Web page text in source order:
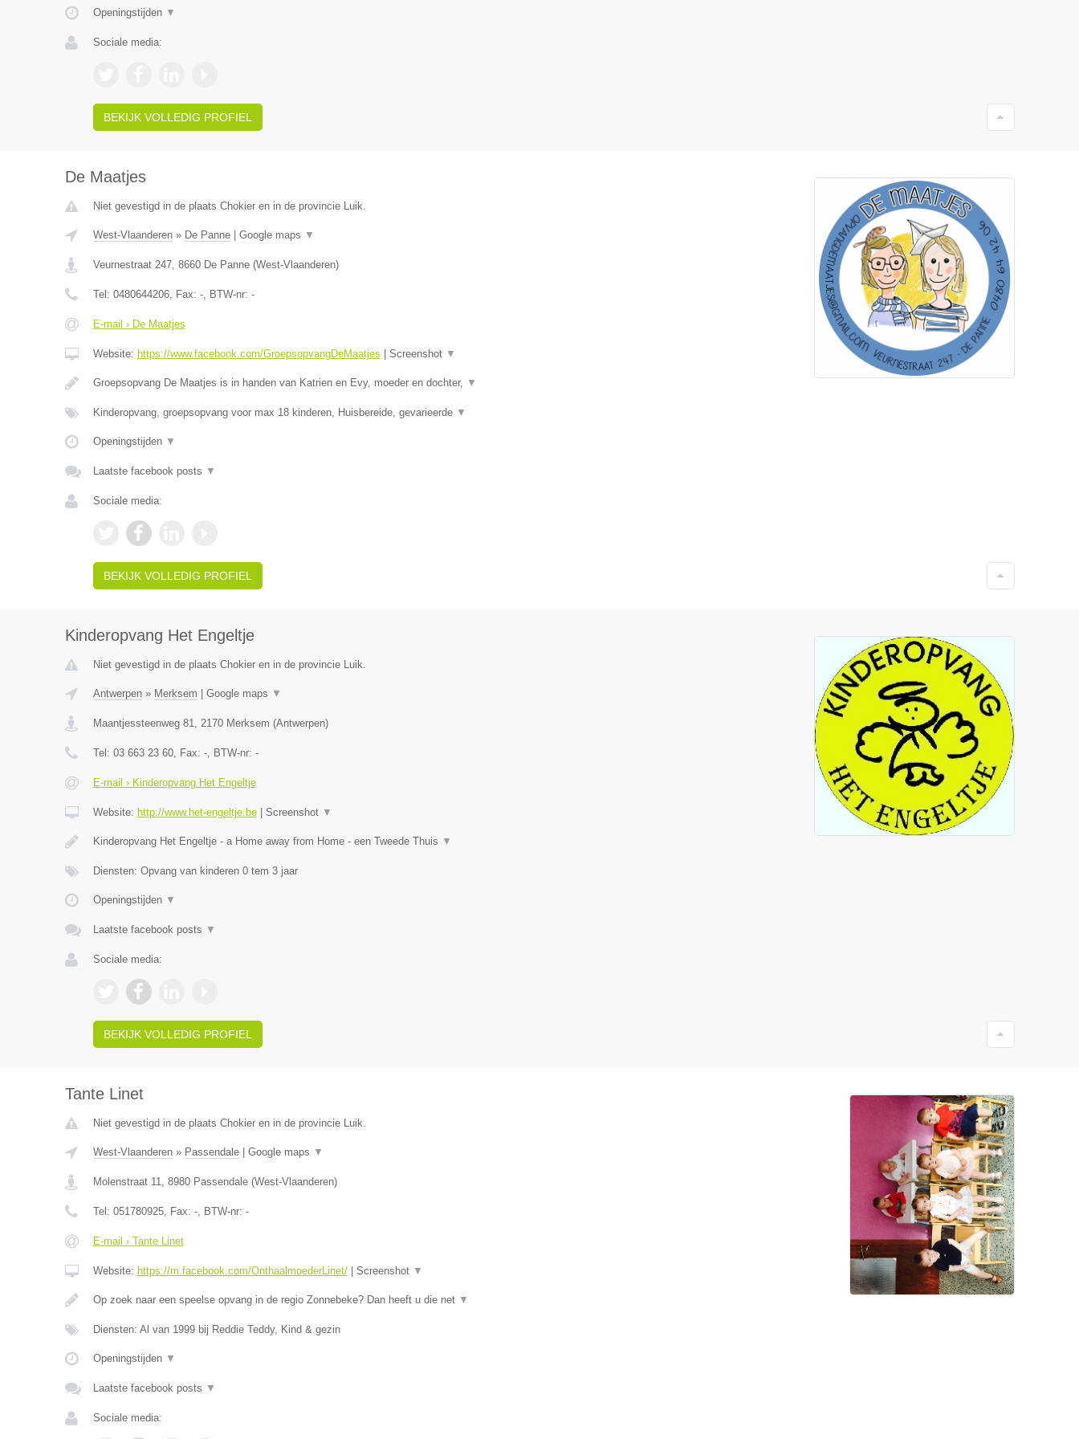
Openingstijden ▼
Sociale media:
BEKIJK VOLLEDIG PROFIEL
De Maatjes
Niet gevestigd in de plaats Chokier en in de provincie Luik.
West-Vlaanderen» De Panne| Google maps ▼
Veurnestraat 247, 8660 De Panne(West-Vlaanderen)
Tel: 0480644206, Fax: -, BTW-nr: -
E-mail › De Maatjes
Website: https://www.facebook.com/GroepsopvangDeMaatjes Screenshot ▼
Groepsopvang De Maatjes is in handen van Katrien en Evy, moeder en dochter, ▼
Kinderopvang, groepsopvang voor max 18 kinderen, Huisbereide, gevarieerde ▼
Openingstijden ▼
Laatste facebook posts ▼
Sociale media:
BEKIJK VOLLEDIG PROFIEL
Kinderopvang Het Engeltje
Niet gevestigd in de plaats Chokier en in de provincie Luik.
Antwerpen» Merksem Google maps ▼
Maantjessteenweg 81, 2170 Merksem (Antwerpen)
Tel: 03 663 23 60, Fax: -, BTW-nr: -
E-mail › Kinderopvang Het Engeltje
Website: http://www.het-engeltje.be| Screenshot ▼
Kinderopvang Het Engeltje - a Home away from Home - een Tweede Thuis ▼
Diensten: Opvang van kinderen 0 tem 3 jaar
Openingstijden ▼
Laatste facebook posts ▼
Sociale media:
BEKIJK VOLLEDIG PROFIEL
Tante Linet
Niet gevestigd in de plaats Chokier en in de provincie Luik.
West-Vlaanderen» Passendale| Google maps ▼
Molenstraat 11, 8980 Passendale(West-Vlaanderen)
Tel: 051780925, Fax: -, BTW-nr: -
E-mail › Tante Linet
Website: https://m.facebook.com/OnthaalmoederLinet/| Screenshot ▼
Op zoek naar een speelse opvang in de regio Zonnebeke? Dan heeft u die net ▼
Diensten: Al van 1999 bij Reddie Teddy, Kind & gezin
Openingstijden ▼
Laatste facebook posts ▼
Sociale media: